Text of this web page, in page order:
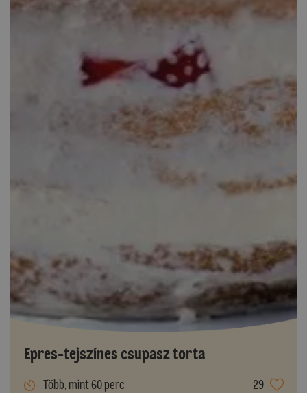
Epres-tejszínes csupasz torta
Több, mint 60 perc
29